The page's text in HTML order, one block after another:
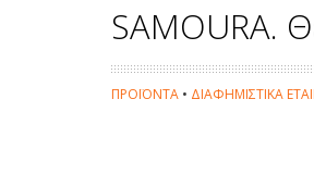
SAMOURA.
ΠΡΟΪΟΝΤΑ • ΔΙΑΦΗΜΙΣΤΙΚΑ